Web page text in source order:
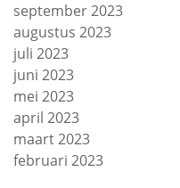
september 2023
augustus 2023
juli 2023
juni 2023
mei 2023
april 2023
maart 2023
februari 2023